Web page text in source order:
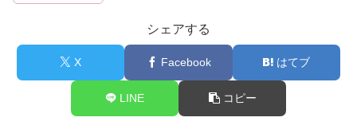
シェアする
X Facebook はてブ
LINE コピー